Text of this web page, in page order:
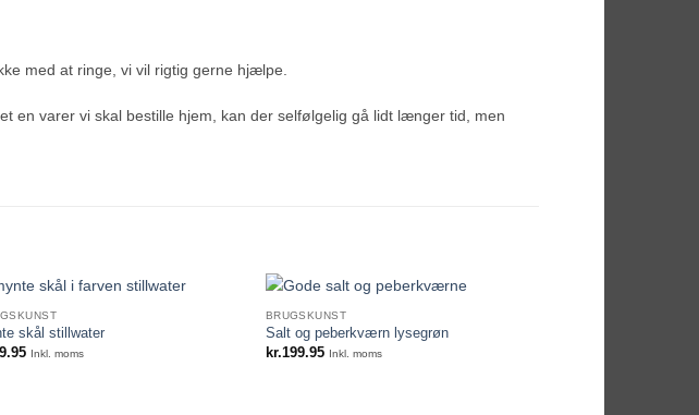
med at ringe, vi vil rigtig gerne hjælpe.
en varer vi skal bestille hjem, kan der selfølgelig gå lidt længer tid, men
skål stillwater
Inkl. moms
BRUGSKUNST
Salt og peberkværn lysegrøn
kr.199.95 Inkl. moms